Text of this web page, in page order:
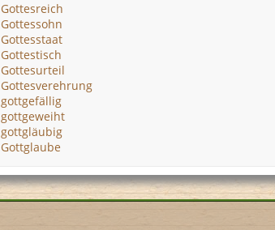
Gottesreich
Gottessohn
Gottesstaat
Gottestisch
Gottesurteil
Gottesverehrung
gottgefällig
gottgeweiht
gottgläubig
Gottglaube